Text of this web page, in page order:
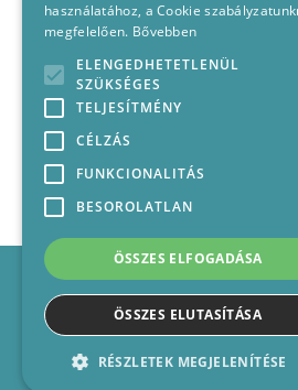
Impresszum
Médiajánlat
Felhasználási
Kapcsolat
használatához, a Cookie
megfelelően. Bővebben
ELENGEDHETETLENÜL
SZÜKSÉGES
TELJESÍTMÉNY
CÉLZÁS
FUNKCIONALITÁS
BESOROLATLAN
ÖSSZES ELFOGADÁSA
ÖSSZES ELUTASÍTÁSA
RÉSZLETEK MEGJELENÍTÉSE